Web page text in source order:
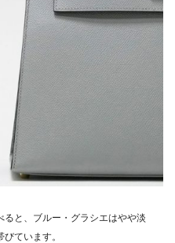
と、ブルー・グラシエはやや淡
ています。